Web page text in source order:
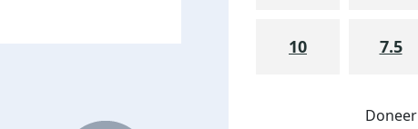
10 7.5
Doneer